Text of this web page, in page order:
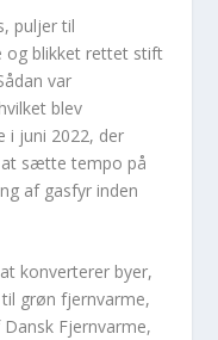
puljer til
og blikket rettet stift
var
blev
i juni 2022, der
at sætte tempo på
af gasfyr inden
konverterer byer,
grøn fjernvarme,
Fjernvarme,